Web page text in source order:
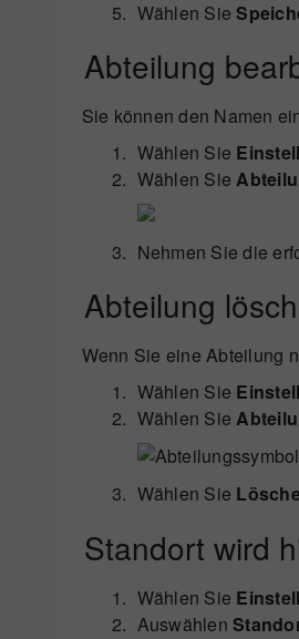
Wählen Sie
Abteilung
Sie können den Namen
Wählen Sie
Wählen Sie
Nehmen Sie die
Abteilung
Wenn Sie eine Abteilung
Wählen Sie
Wählen Sie
Wählen Sie
Standort wird
Wählen Sie
Auswählen